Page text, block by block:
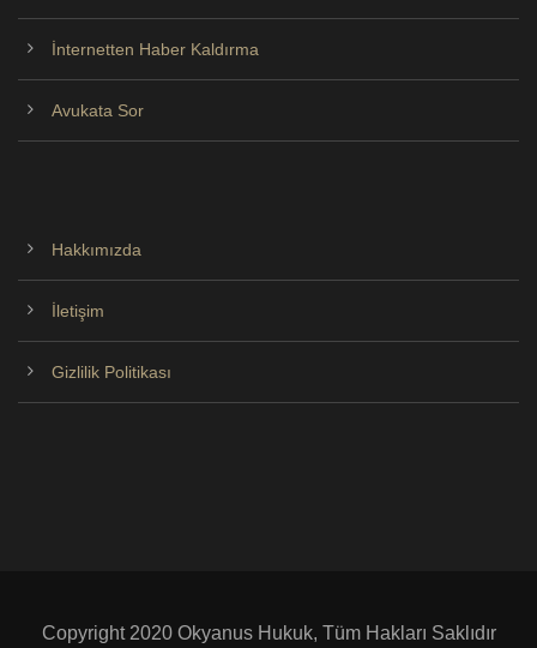
İnternetten Haber Kaldırma
Avukata Sor
Hakkımızda
İletişim
Gizlilik Politikası
Copyright 2020 Okyanus Hukuk, Tüm Hakları Saklıdır